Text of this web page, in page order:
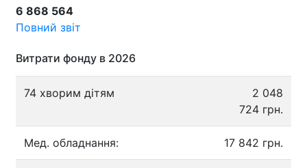
6 868 564
Повний звіт
Витрати фонду в 2026
74 хворим дітям
2 048
724 грн.
Мед. обладнання: 17 842 грн.